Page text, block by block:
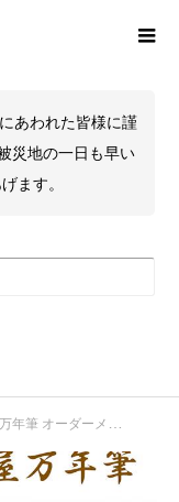
あわれた皆様に謹
災地の一日も早い
ます。
メイド万年筆フェア ＠ NAGASAWA PenStyle DEN 】